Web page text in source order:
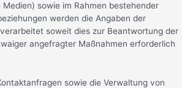
sowie im Rahmen bestehender
werden die Angaben der
soweit dies zur Beantwortung der
angefragter Maßnahmen erforderlich
sowie die Verwaltung von